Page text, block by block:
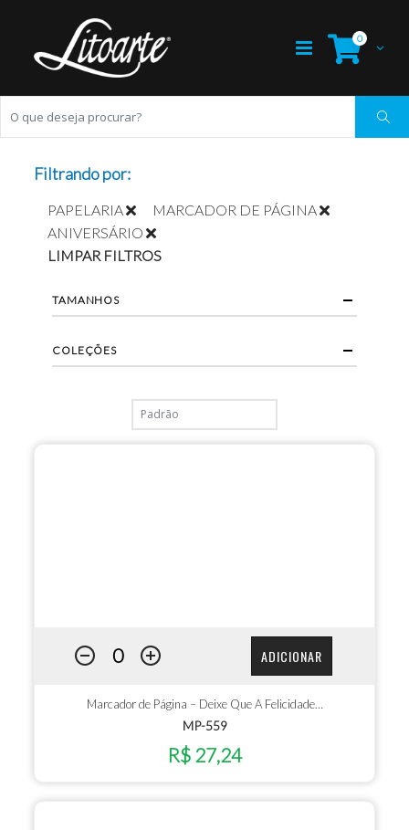
0
ADICIONAR
Marcador de Página – Deixe Que A Felicidade…
MP-559
R$ 27,24
Filtrando por:
PAPELARIA
MARCADOR DE PÁGINA
ANIVERSÁRIO
LIMPAR FILTROS
TAMANHOS
COLEÇÕES